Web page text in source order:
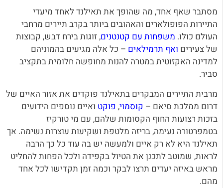
מסתבר שאף אחד, מה שהופך את תאילנד לאחד מיעדי
התיירות הפופולארים והאהובים ביותר בקרב תיירים מרחבי
העולם כולו. משפחות עם קטנטנים, זוגות בירח דבש, קבוצות
של צעירים ואף תרמילאים – כל אלה מגיעים בהמוניהם
למדינה האקזוטית במטרה להנות מחופשה חלומית בתקציב
סביר.
מרבית התיירים המבקרים בתאילנד פוקדים את אזור האיים של
דרום ממלכת סיאם – קוסמוי, פוקט ואיים נוספים הידועים
בזכות רצועות החוף הקסומות שלהם, עם מי טורקיז
בטמפרטורה נעימה, בריזה מלטפת ושקיעות עוצרות נשימה. אך
תאילנד היא לא רק איים ולמעשה יש בה עוד כל כך הרבה
לראות, שמוטב לתכנן את הטיול בקפידה ולכל הפחות להחליט
מראש באיזה יעדים תרצו לבקר וכמה זמן תקדישו לכל אחד
מהם.